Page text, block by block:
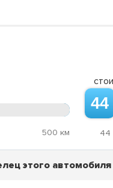
500 км
44
44
этого автомобиля